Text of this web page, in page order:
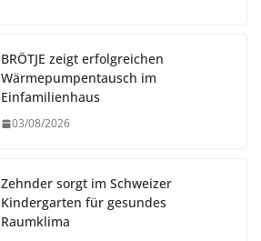
BRÖTJE zeigt erfolgreichen
Wärmepumpentausch im
Einfamilienhaus
03/08/2026
Zehnder sorgt im Schweizer
Kindergarten für gesundes
Raumklima